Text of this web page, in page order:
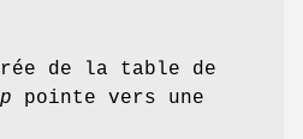
de la table de
pointe vers une